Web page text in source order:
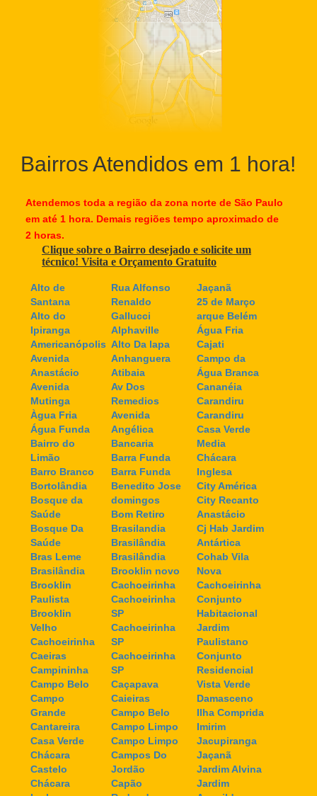
Bairros Atendidos em 1 hora!
Atendemos toda a região da zona norte de São Paulo
em até 1 hora. Demais regiões tempo aproximado de
2 horas.
Clique sobre o Bairro desejado e solicite um
técnico! Visita e Orçamento Gratuito
Alto de
Santana
Alto do
Ipiranga
Americanópolis
Avenida
Anastácio
Avenida
Mutinga
Àgua Fria
Água Funda
Bairro do
Limão
Barro Branco
Bortolândia
Bosque da
Saúde
Bosque Da
Saúde
Bras Leme
Brasilândia
Brooklin
Paulista
Brooklin
Velho
Cachoeirinha
Caeiras
Campininha
Campo Belo
Campo
Grande
Cantareira
Casa Verde
Chácara
Castelo
Chácara
Rua Alfonso
Renaldo
Gallucci
Alphaville
Alto Da lapa
Anhanguera
Atibaia
Av Dos
Remedios
Avenida
Angélica
Bancaria
Barra Funda
Barra Funda
Benedito Jose
domingos
Bom Retiro
Brasilandia
Brasilândia
Brasilândia
Brooklin novo
Cachoeirinha
Cachoeirinha
SP
Cachoeirinha
SP
Cachoeirinha
SP
Caçapava
Caieiras
Campo Belo
Campo Limpo
Campo Limpo
Campos Do
Jordão
Capão
Jaçanã
25 de Março
arque Belém
Água Fria
Cajati
Campo da
Água Branca
Cananéia
Carandiru
Carandiru
Casa Verde
Media
Chácara
Inglesa
City América
City Recanto
Anastácio
Cj Hab Jardim
Antártica
Cohab Vila
Nova
Cachoeirinha
Conjunto
Habitacional
Jardim
Paulistano
Conjunto
Residencial
Vista Verde
Damasceno
Ilha Comprida
Imirim
Jacupiranga
Jaçanã
Jardim Alvina
Jardim